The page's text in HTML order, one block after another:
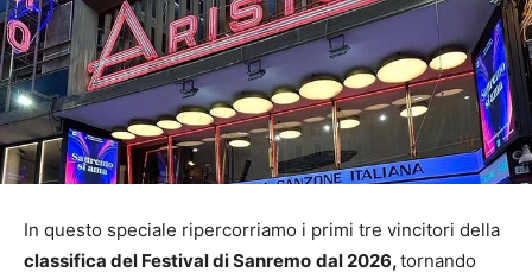
In questo speciale ripercorriamo i primi tre vincitori della
classifica del Festival di Sanremo dal 2026,tornando